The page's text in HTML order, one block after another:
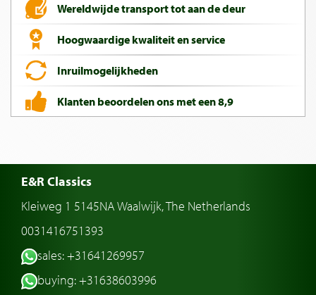
Wereldwijde transport tot aan de deur
Hoogwaardige kwaliteit en service
Inruilmogelijkheden
Klanten beoordelen ons met een 8,9
E&R Classics
Kleiweg 1 5145NA Waalwijk, The Netherlands
0031416751393
sales: +31641269957
buying: +31638603996